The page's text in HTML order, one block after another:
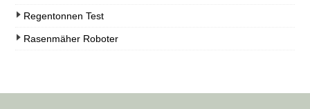
Regentonnen Test
Rasenmäher Roboter